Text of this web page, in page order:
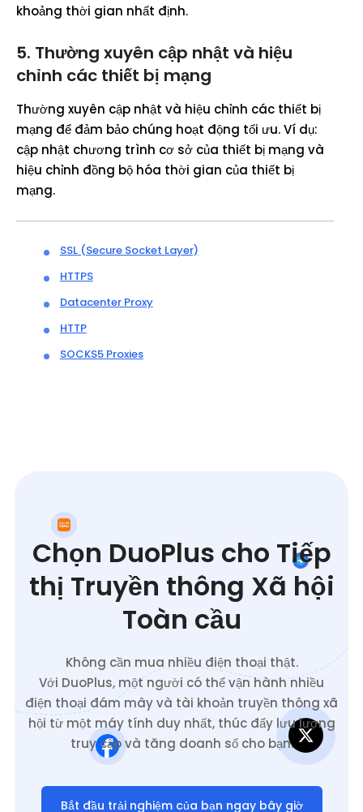
khoảng thời gian nhất định.
5. Thường xuyên cập nhật và hiệu
chỉnh các thiết bị mạng
Thường xuyên cập nhật và hiệu chỉnh các thiết bị
mạng để đảm bảo chúng hoạt động tối ưu. Ví dụ:
cập nhật chương trình cơ sở của thiết bị mạng và
hiệu chỉnh đồng bộ hóa thời gian của thiết bị
mạng.
SSL (Secure Socket Layer)
HTTPS
Datacenter Proxy
HTTP
SOCKS5 Proxies
Chọn DuoPlus cho Tiếp
thị Truyền thông Xã hội
Toàn cầu
Không cần mua nhiều điện thoại thật.
Với DuoPlus, một người có thể vận hành nhiều
điện thoại đám mây và tài khoản truyền thông xã
hội từ một máy tính duy nhất, thúc đẩy lưu lượng
truy cập và tăng doanh số cho bạn.
Bắt đầu trải nghiệm của bạn ngay bây giờ